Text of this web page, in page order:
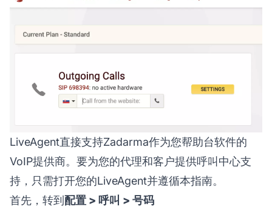
LiveAgent直接支持Zadarma作为您帮助台软件的
VoIP提供商。要为您的代理和客户提供呼叫中心支
持，只需打开您的LiveAgent并遵循本指南。
首先，转到配置 > 呼叫 > 号码